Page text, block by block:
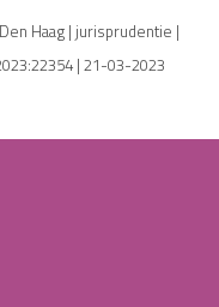
Haag | jurisprudentie |
| 21-03-2023